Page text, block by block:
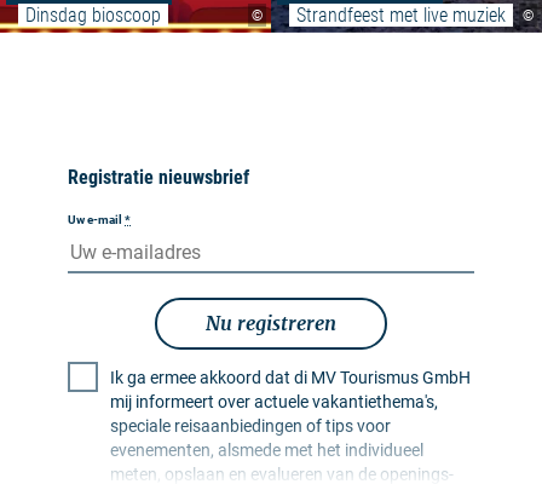
©
Dinsdag bioscoop ©
Strandfeest met live muziek
Registratie nieuwsbrief
Uw e-mail *
Nu registreren
Ik ga ermee akkoord dat di MV Tourismus GmbH
mij informeert over actuele vakantiethema's,
speciale reisaanbiedingen of tips voor
evenementen, alsmede met het individueel
meten, opslaan en evalueren van de openings-